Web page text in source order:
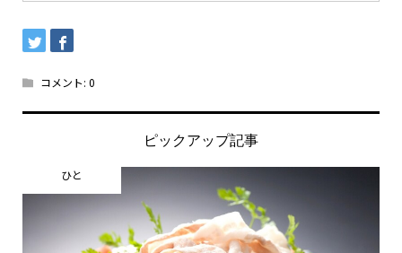
コメント: 0
ピックアップ記事
ひと